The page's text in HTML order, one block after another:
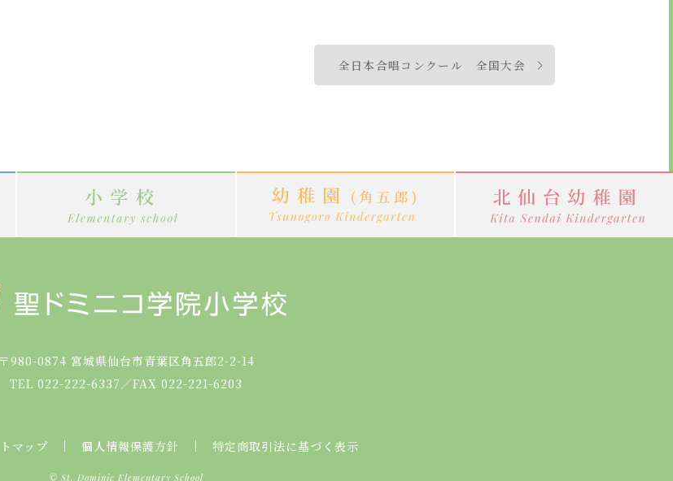
全日本合唱コンクール 全国大会
〒980-0874 宮城県仙台市青葉区角五郎2-2-14
TEL 022-222-6337 ／FAX 022-221-6203
マップ 個人情報保護方針 特定商取引法に基づく表示
© St. Dominic Elementary School